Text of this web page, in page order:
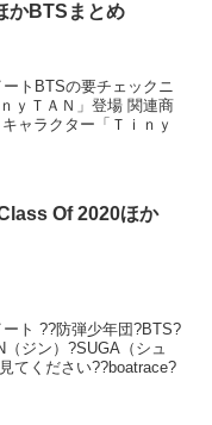
かBTSまとめ
トBTSの要チェックニ
ｙＴＡＮ」登場 関連商
ャラクター「Ｔｉｎｙ
Of 2020ほか
ト ??防弾少年団?BTS?
ジン）?SUGA（シュ
てください??boatrace?